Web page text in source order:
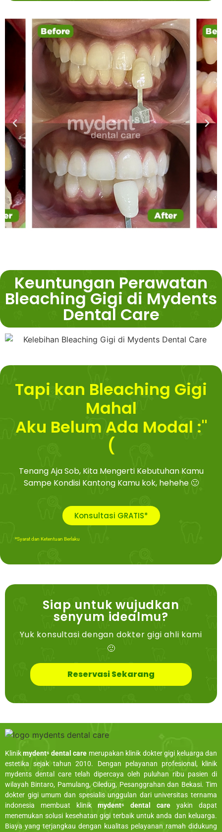
Keuntungan Perawatan
Bleaching Gigi di Mydents
Dental Care
Tapi kan Bleaching Gigi
Mahal
Aku Belum Ada Modal :"
(
Tenang Aja Sob, Kita Mengerti Kebutuhan Kamu
Sampe Kondisi Kantong Kamu kok, hehehe 🙂
Konsultasi GRATIS*
*Syarat dan Ketentuan Berlaku
Siap untuk wujudkan
senyum idealmu?
Yuk konsultasi dengan dokter gigi ahli kami
🙂
Reservasi Sekarang
Klinikmydentˢ dental care merupakan klinik dokter gigi keluarga dan
estetika sejak tahun 2010. Dengan pelayanan profesional, klinik
mydents dental care telah dipercaya oleh puluhan ribu pasien di
wilayah Bintaro, Pamulang, Ciledug, Pesanggrahan dan Bekasi. Tim
dokter gigi umum dan spesialis unggulan dari universitas ternama
indonesia membuat klinikmydentˢ dental careyakin dapat
menemukan solusi kesehatan gigi terbaik untuk anda dan keluarga.
Biaya yang terjangkau dengan kualitas pelayanan ramah didukung